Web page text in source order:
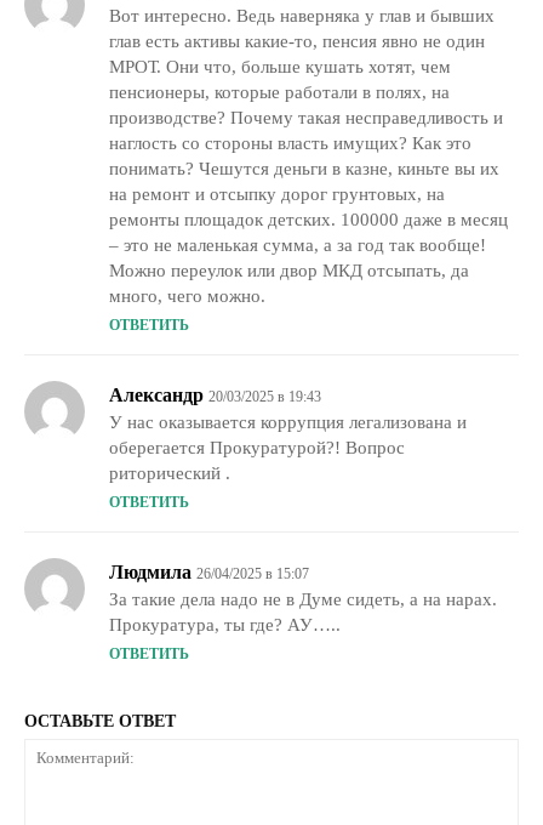
Вот интересно. Ведь наверняка у глав и бывших
глав есть активы какие-то, пенсия явно не один
МРОТ. Они что, больше кушать хотят, чем
пенсионеры, которые работали в полях, на
производстве? Почему такая несправедливость и
наглость со стороны власть имущих? Как это
понимать? Чешутся деньги в казне, киньте вы их
на ремонт и отсыпку дорог грунтовых, на
ремонты площадок детских. 100000 даже в месяц
– это не маленькая сумма, а за год так вообще!
Можно переулок или двор МКД отсыпать, да
много, чего можно.
ОТВЕТИТЬ
Александр 20/03/2025 в 19:43
У нас оказывается коррупция легализована и
оберегается Прокуратурой?! Вопрос
риторический .
ОТВЕТИТЬ
Людмила 26/04/2025 в 15:07
За такие дела надо не в Думе сидеть, а на нарах.
Прокуратура, ты где? АУ…..
ОТВЕТИТЬ
ОСТАВЬТЕ ОТВЕТ